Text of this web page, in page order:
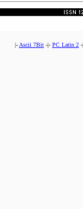
|- Ascii 7Bit -|- PC Latin 2